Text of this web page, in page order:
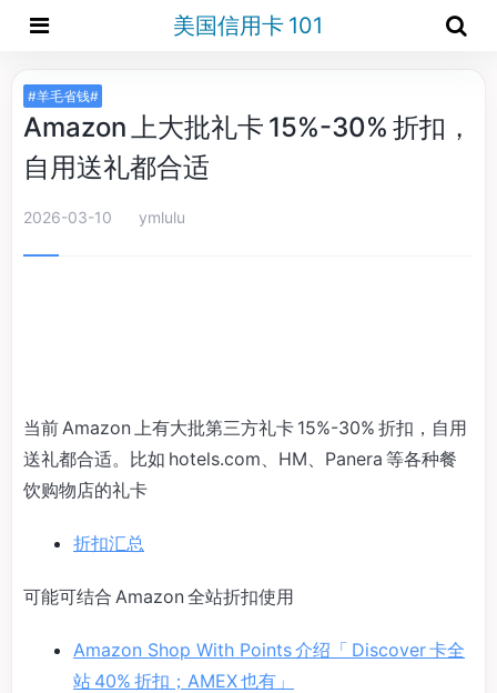
美国信用卡 101
#羊毛省钱#
Amazon 上大批礼卡 15%-30% 折扣，
自用送礼都合适
2026-03-10 ymlulu
当前 Amazon 上有大批第三方礼卡 15%-30% 折扣，自用
送礼都合适。比如 hotels.com、HM、Panera 等各种餐
饮购物店的礼卡
折扣汇总
可能可结合 Amazon 全站折扣使用
Amazon Shop With Points 介绍「 Discover 卡全
站 40% 折扣；AMEX 也有」